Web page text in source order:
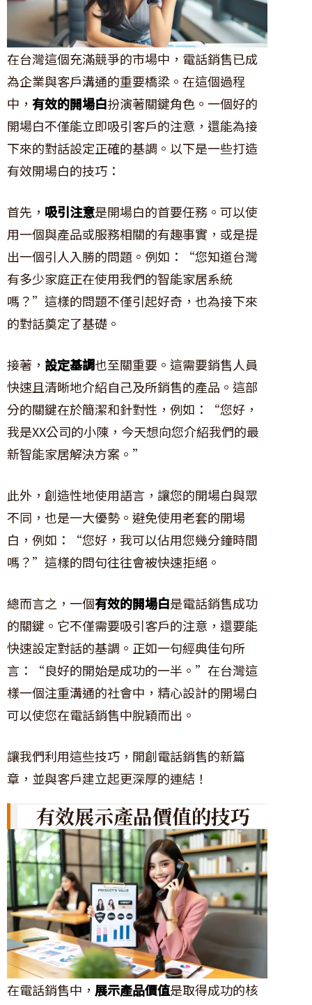
在台灣這個充滿競爭的市場中，電話銷售已成
為企業與客戶溝通的重要橋梁。在這個過程
中， 有效的開場白扮演著關鍵角色。一個好的
開場白不僅能立即吸引客戶的注意，還能為接
下來的對話設定正確的基調。以下是一些打造
有效開場白的技巧：
首先， 吸引注意是開場白的首要任務。可以使
用一個與產品或服務相關的有趣事實，或是提
出一個引人入勝的問題。例如：“您知道台灣
有多少家庭正在使用我們的智能家居系統
嗎？”這樣的問題不僅引起好奇，也為接下來
的對話奠定了基礎。
接著， 設定基調也至關重要。這需要銷售人員
快速且清晰地介紹自己及所銷售的產品。這部
分的關鍵在於簡潔和針對性，例如：“您好，
我是XX公司的小陳，今天想向您介紹我們的最
新智能家居解決方案。”
此外，創造性地使用語言，讓您的開場白與眾
不同，也是一大優勢。避免使用老套的開場
白，例如：“您好，我可以佔用您幾分鐘時間
嗎？”這樣的問句往往會被快速拒絕。
總而言之，一個有效的開場白是電話銷售成功
的關鍵。它不僅需要吸引客戶的注意，還要能
快速設定對話的基調。正如一句經典佳句所
言：“良好的開始是成功的一半。”在台灣這
樣一個注重溝通的社會中，精心設計的開場白
可以使您在電話銷售中脫穎而出。
讓我們利用這些技巧，開創電話銷售的新篇
章，並與客戶建立起更深厚的連結！
有效展示產品價值的技巧
在電話銷售中， 展示產品價值是取得成功的核